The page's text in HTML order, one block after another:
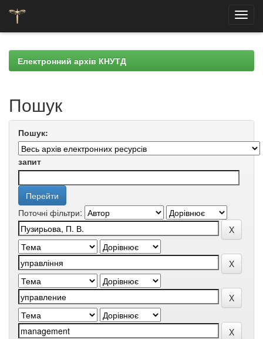
navigationЕлектронний архів КНУТД
Пошук
Пошук:
запит
Поточні фільтри: